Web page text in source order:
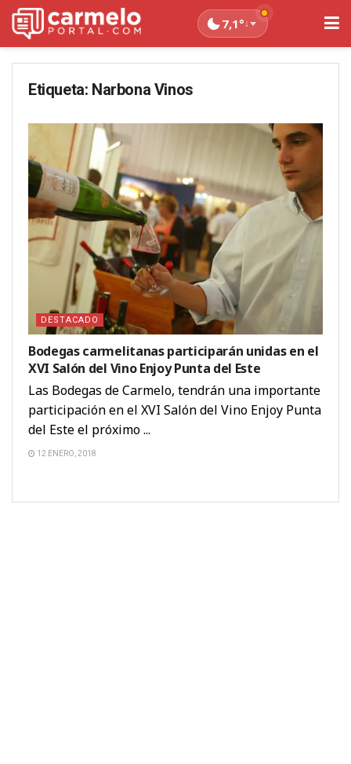
7,1°↓
Etiqueta: Narbona Vinos
DESTACADO
Bodegas carmelitanas participarán unidas en el
XVI Salón del Vino Enjoy Punta del Este
Las Bodegas de Carmelo, tendrán una importante
participación en el XVI Salón del Vino Enjoy Punta
del Este el próximo ...
12 ENERO, 2018